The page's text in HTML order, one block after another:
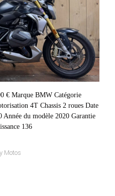
€ Marque BMW Catégorie
4T Chassis 2 roues Date
du modèle 2020 Garantie
136
Motos